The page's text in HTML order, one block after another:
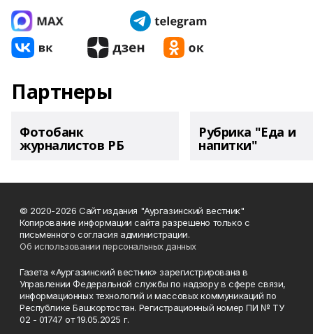
Партнеры
Фотобанк
журналистов РБ
Рубрика "Еда и
напитки"
© 2020-2026 Сайт издания "Аургазинский вестник"
Копирование информации сайта разрешено только с
письменного согласия администрации.
Об использовании персональных данных
Газета «Аургазинский вестник» зарегистрирована в
Управлении Федеральной службы по надзору в сфере связи,
информационных технологий и массовых коммуникаций по
Республике Башкортостан. Регистрационный номер ПИ № ТУ
02 - 01747 от 19.05.2025 г.